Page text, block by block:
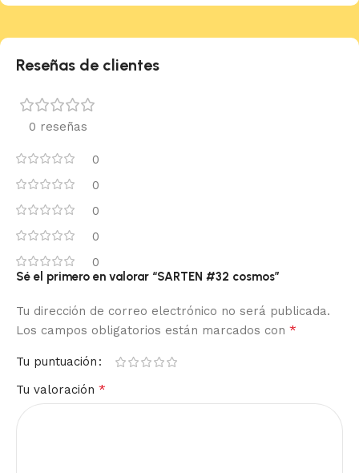
Reseñas de clientes
0 reseñas
0
0
0
0
0
Sé el primero en valorar “SARTEN #32 cosmos”
Tu dirección de correo electrónico no será publicada.
Los campos obligatorios están marcados con *
Tu puntuación
Tu valoración *